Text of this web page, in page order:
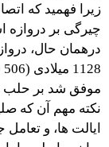
زیرا فهمید که
چیرگی بر
درهمان حال،
موفق شد بر حلب
نکته مهم آن که
ایالت ها، و